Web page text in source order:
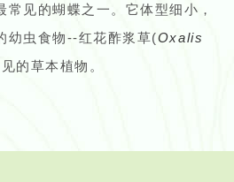
见的蝴蝶之一。它体型细小，
幼虫食物--红花酢浆草(Oxalis
的草本植物。